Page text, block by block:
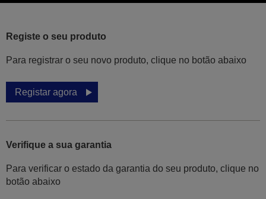
Registe o seu produto
Para registrar o seu novo produto, clique no botão abaixo
Registar agora
Verifique a sua garantia
Para verificar o estado da garantia do seu produto, clique no
botão abaixo